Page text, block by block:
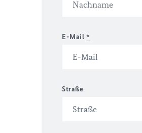
E-Mail *
Straße